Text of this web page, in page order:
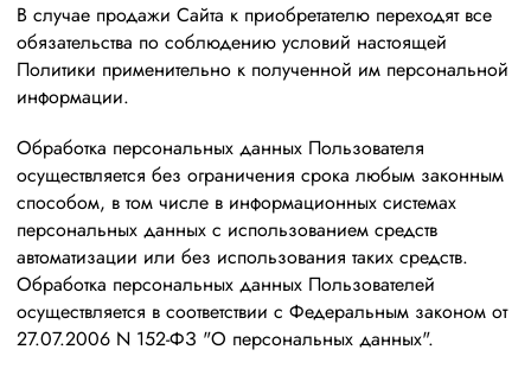
В случае продажи Сайта к приобретателю переходят все
обязательства по соблюдению условий настоящей
Политики применительно к полученной им персональной
информации.
Обработка персональных данных Пользователя
осуществляется без ограничения срока любым законным
способом, в том числе в информационных системах
персональных данных с использованием средств
автоматизации или без использования таких средств.
Обработка персональных данных Пользователей
осуществляется в соответствии с Федеральным законом от
27.07.2006 N 152-ФЗ "О персональных данных".